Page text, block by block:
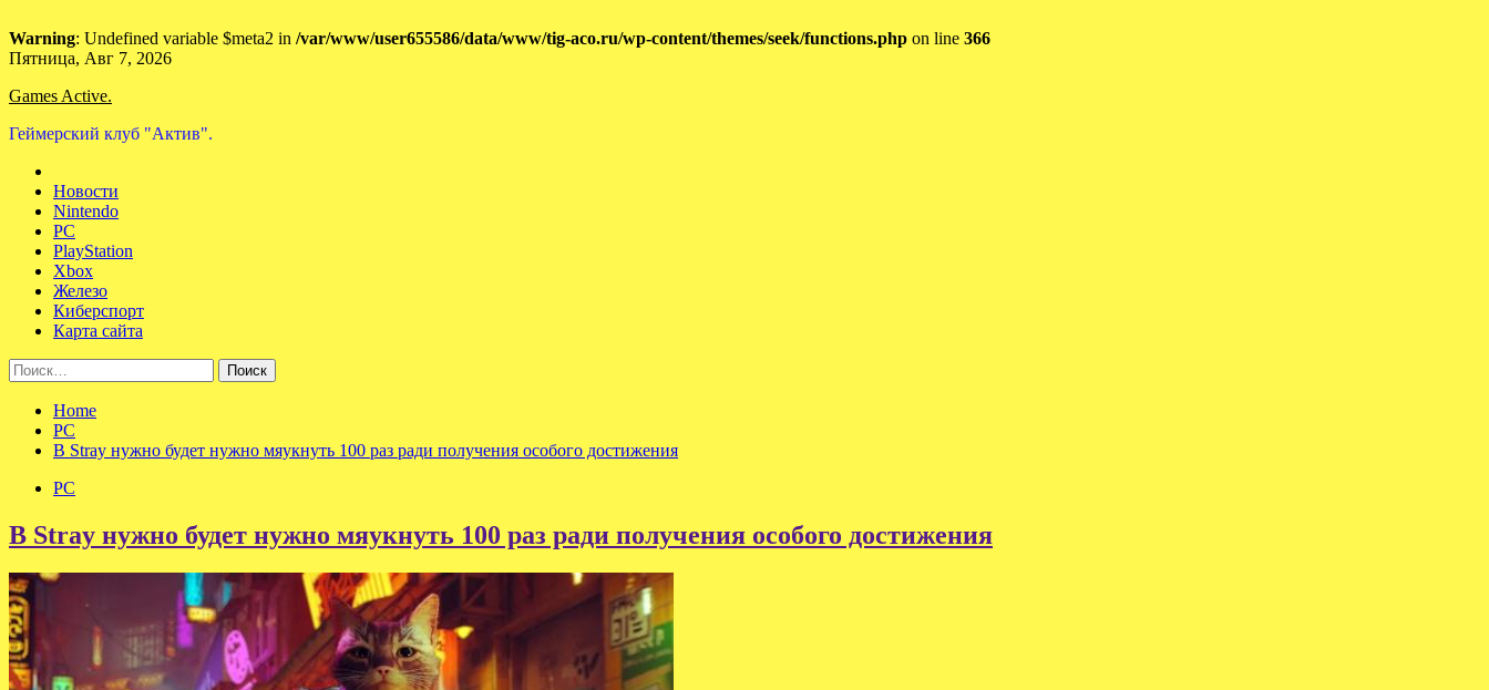
Warning: Undefined variable $meta2 in /var/www/user655586/data/www/tig-aco.ru/wp-content/themes/seek/functions.php on line 366
Skip
content
Пятница, Авг 7, 2026
Games Active.
Геймерский клуб "Актив".
Новости
Nintendo
PC
PlayStation
Xbox
Железо
Киберспорт
Карта сайта
Найти:
Home
PC
В Stray нужно будет нужно мяукнуть 100 раз ради получения особого достижения
PC
В Stray нужно будет нужно мяукнуть 100 раз ради получения особого достижения